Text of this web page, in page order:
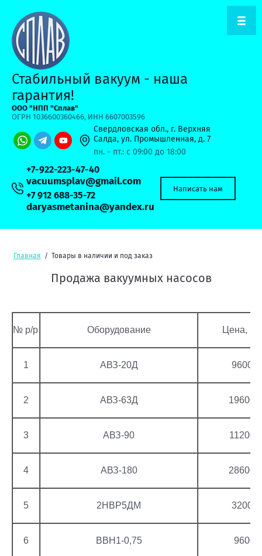
Стабильный вакуум - наша
гарантия!
ООО "НПП "Сплав"
ОГРН 1036600360466, ИНН 6607003596
Свердловская обл., г. Верхняя
Салда, ул. Промышленная, д. 7
пн. - пт.: с 09:00 до 18:00
+7-922-223-47-40
vacuumsplav@gmail.com
+7 912 688-35-72
daryasmetanina@yandex.ru
Написать нам
Главная / Товары в наличии и под заказ
Продажа вакуумных насосов
№ p/p Оборудование Цена,
1 АВЗ-20Д 96000
2 АВЗ-63Д 196000
3 АВЗ-90 112000
4 АВЗ-180 286000
5 2НВР5ДМ 32000
6 ВВН1-0,75 9600